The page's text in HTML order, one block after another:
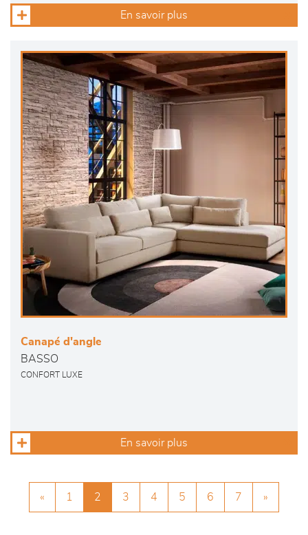
En savoir plus
Canapé d'angle
BASSO
CONFORT LUXE
En savoir plus
« 1 2 3 4 5 6 7 »